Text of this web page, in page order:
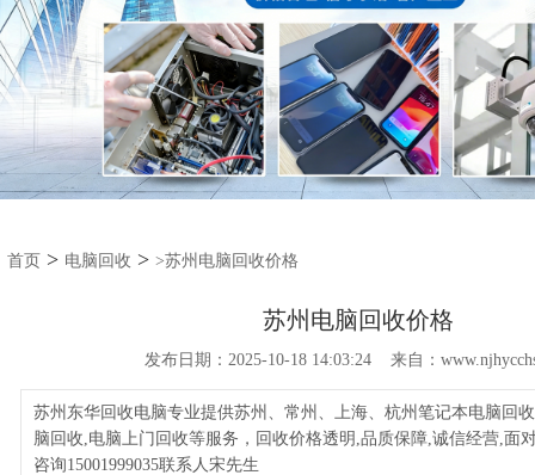
首页 > 电脑回收 > >苏州电脑回收价格
苏州电脑回收价格
发布日期：2025-10-18 14:03:24 来自：
苏州东华回收电脑专业提供苏州、常州、上海、杭州笔记本电脑回
脑回收,电脑上门回收等服务，回收价格透明,品质保障,诚信经营,面
咨询15001999035联系人宋先生